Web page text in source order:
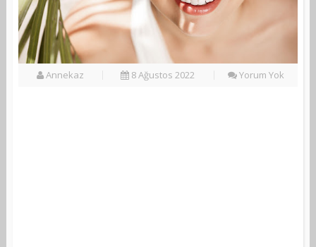
Annekaz 8 Ağustos 2022 Yorum Yok